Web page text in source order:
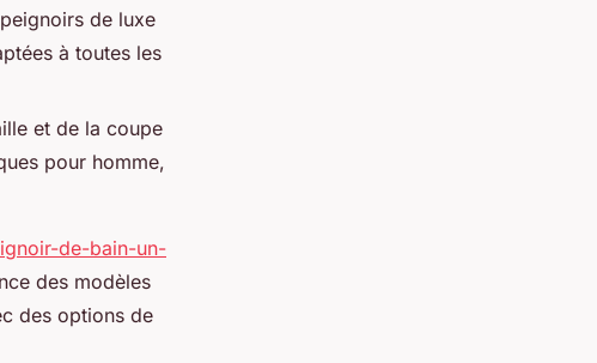
de luxe
à toutes les
et de la coupe
pour homme,
de-bain-un-
des modèles
des options de